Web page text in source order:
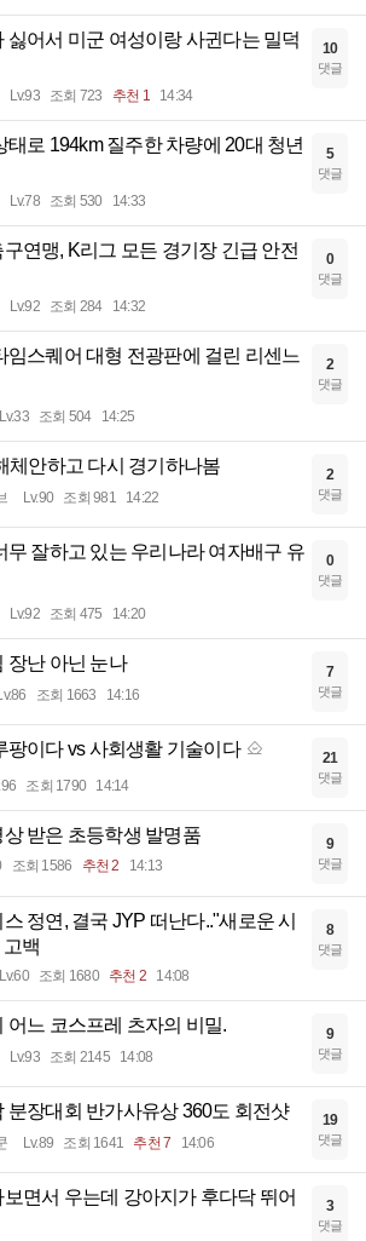
싫어서 미군 여성이랑 사귄다는 밀덕
Lv.93 조회 723 추천 1 14:34
10
댓글
태로 194km 질주한 차량에 20대 청년
Lv.78 조회 530 14:33
5
댓글
구연맹, K리그 모든 경기장 긴급 안전
Lv.92 조회 284 14:32
0
댓글
임스퀘어 대형 전광판에 걸린 리센느
Lv.33 조회 504 14:25
2
댓글
체안하고 다시 경기하나봄
Lv.90 조회 981 14:22
2
댓글
무 잘하고 있는 우리나라 여자배구 유
Lv.92 조회 475 14:20
0
댓글
장난 아닌 눈나
조회 1663 14:16
7
댓글
팡이다 vs 사회생활 기술이다
조회 1790 14:14
21
댓글
받은 초등학생 발명품
조회 1586 추천 2 14:13
9
댓글
스 정연, 결국 JYP 떠난다.."새로운 시
백
Lv.60 조회 1680 추천 2 14:08
8
댓글
어느 코스프레 츠자의 비밀.
Lv.93 조회 2145 14:08
9
댓글
분장대회 반가사유상 360도 회전샷
Lv.89 조회 1641 추천 7 14:06
19
댓글
보면서 우는데 강아지가 후다닥 뛰어
3
댓글